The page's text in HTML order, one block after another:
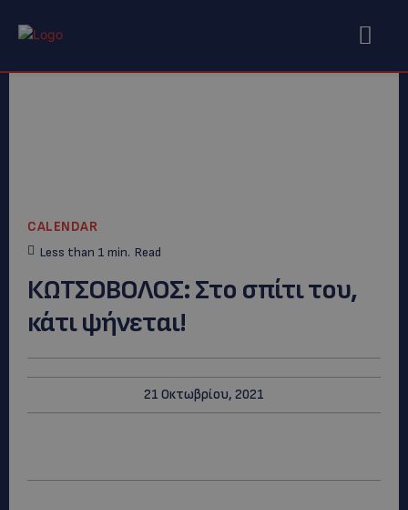
CALENDAR
Less than 1 min. Read
ΚΩΤΣΟΒΟΛΟΣ: Στο σπίτι του,
κάτι ψήνεται!
21 Οκτωβρίου, 2021